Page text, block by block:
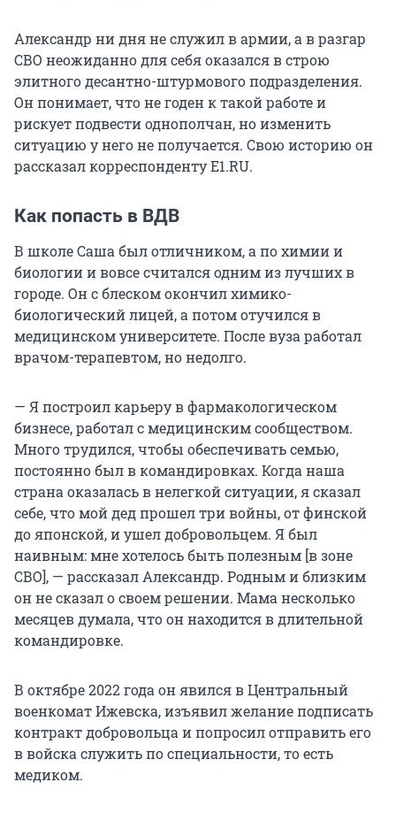
Александр ни дня не служил в армии, а в разгар
СВО неожиданно для себя оказался в строю
элитного десантно-штурмового подразделения.
Он понимает, что не годен к такой работе и
рискует подвести однополчан, но изменить
ситуацию у него не получается. Свою историю он
рассказал корреспонденту E1.RU.
Как попасть в ВДВ
В школе Саша был отличником, а по химии и
биологии и вовсе считался одним из лучших в
городе. Он с блеском окончил химико-
биологический лицей, а потом отучился в
медицинском университете. После вуза работал
врачом-терапевтом, но недолго.
— Я построил карьеру в фармакологическом
бизнесе, работал с медицинским сообществом.
Много трудился, чтобы обеспечивать семью,
постоянно был в командировках. Когда наша
страна оказалась в нелегкой ситуации, я сказал
себе, что мой дед прошел три войны, от финской
до японской, и ушел добровольцем. Я был
наивным: мне хотелось быть полезным [в зоне
СВО], — рассказал Александр. Родным и близким
он не сказал о своем решении. Мама несколько
месяцев думала, что он находится в длительной
командировке.
В октябре 2022 года он явился в Центральный
военкомат Ижевска, изъявил желание подписать
контракт добровольца и попросил отправить его
в войска служить по специальности, то есть
медиком.